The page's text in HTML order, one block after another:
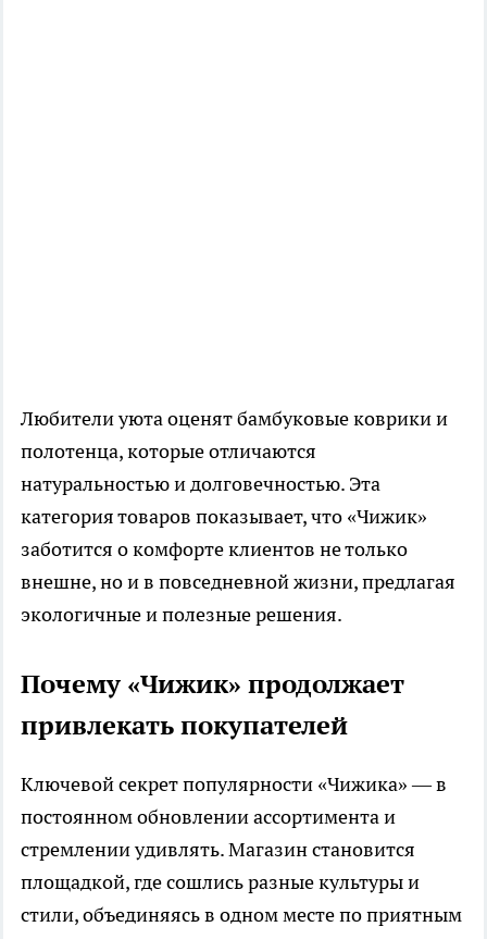
Любители уюта оценят бамбуковые коврики и
полотенца, которые отличаются
натуральностью и долговечностью. Эта
категория товаров показывает, что «Чижик»
заботится о комфорте клиентов не только
внешне, но и в повседневной жизни, предлагая
экологичные и полезные решения.
Почему «Чижик» продолжает
привлекать покупателей
Ключевой секрет популярности «Чижика» — в
постоянном обновлении ассортимента и
стремлении удивлять. Магазин становится
площадкой, где сошлись разные культуры и
стили, объединяясь в одном месте по приятным